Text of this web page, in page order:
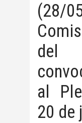
(28/
del
al
20 de